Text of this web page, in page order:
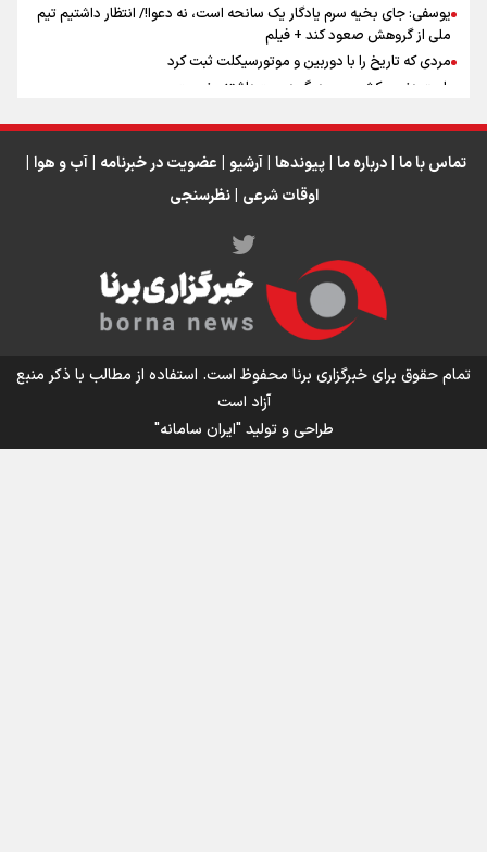
اینفو برنا/ میزان مالیات بر ارزش افزوده چقدر است؟
یوسفی: جای بخیه سرم یادگار یک سانحه است، نه دعوا!/ انتظار داشتیم تیم
ملی از گروهش صعود کند + فیلم
مردی که تاریخ را با دوربین و موتورسیکلت ثبت کرد
رابرت دنیرو: کشور من دیگر دوست‌داشتنی نیست
انتظار حضور تیم‌های بزرگ مثل استقلال در لیگ هستیم
تورم ۵۸ درصدی معدن / وقتی هزینه استخراج از توان قیمت‌گذاری سبقتتماس با ما | درباره ما | پیوندها | آرشیو | عضویت در خبرنامه | آب و هوا |
اوقات شرعی | نظرسنجی
تمام حقوق برای خبرگزاری برنا محفوظ است. استفاده از مطالب با ذکر منبع
آزاد است
طراحی و تولید"ایران سامانه"